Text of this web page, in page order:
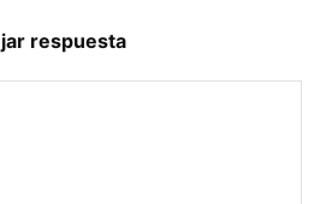
respuesta